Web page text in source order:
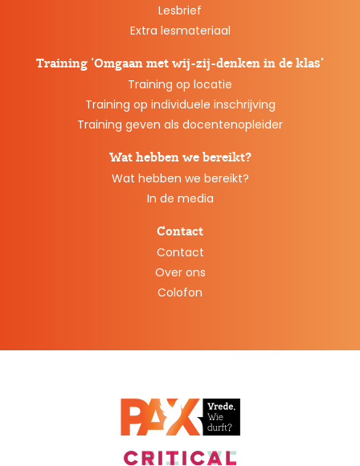
Lesbrief
Extra lesmateriaal
Training ‘Omgaan met wij-zij-denken in de klas’
Training op locatie
Training op individuele inschrijving
Training geven als docentenopleider
Wat hebben we bereikt?
Wat hebben we bereikt?
In de media
Contact
Contact
Over ons
Colofon